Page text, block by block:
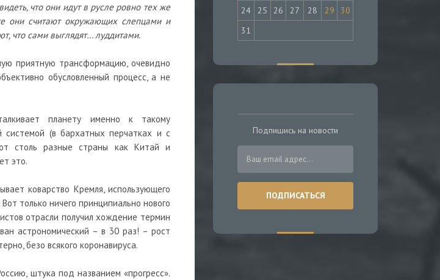
что они идут в русле ровно тех же
они считают окружающих слепцами и
что сами выглядят… луддитами.
приятную трансформацию, очевидно
обусловленный процесс, а не
планету именно к такому
системой (в бархатных перчатках и с
столь разные страны как Китай и
это.
коварство Кремля, использующего
только ничего принципиально нового
отрасли получил хождение термин
астрономический – в 30 раз! – рост
безо всякого коронавируса.
штука под названием «прогресс».
24
25 26 27 28 29
30
31
Подпишись на новости